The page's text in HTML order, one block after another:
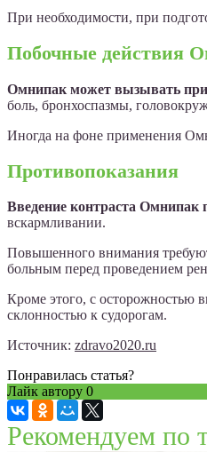
При необходимости, при
Побочные действия
Омнипак может вызывать
боль, бронхоспазмы,
Иногда на фоне применения
Противопоказания
Введение контраста Омнипак
вскармливании.
Повышенного внимания
больным перед проведением
Кроме этого, с осторожностью
склонностью к судорогам.
Источник: zdravo2020.ru
Понравилась статья?
Лайк автору 0
Рекомендуем по